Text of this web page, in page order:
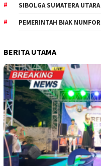
SIBOLGA SUMATERA UTARA
PEMERINTAH BIAK NUMFOR
BERITA UTAMA